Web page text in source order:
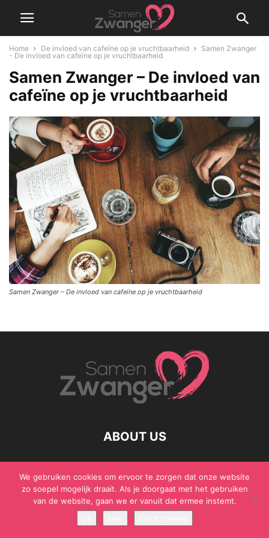
Home De invloed van cafeïne op je vruchtbaarheid
Samen Zwanger
- De invloed van cafeïne op je vruchtbaarheid
Samen Zwanger – De invloed van
cafeïne op je vruchtbaarheid
Samen Zwanger – De invloed van cafeïne op je vruchtbaarheid
ABOUT US
© Samen Zwanger - Copyright - Gericht Media 2017 - 2021
We gebruiken cookies om ervoor te zorgen dat onze website
zo soepel mogelijk draait. Als je doorgaat met het gebruiken
van de website, gaan we er vanuit dat ermee instemt.